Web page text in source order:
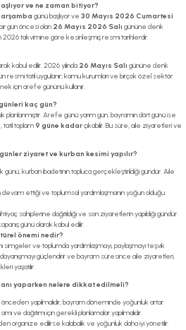
ve ne zaman bitiyor?
günü başlıyor ve 30 Mayıs 2026 Cumartesi
gün öncesi olan 26 Mayıs 2026 Salı gününe denk
2026 takvimine göre kesinleşmiş resmi tarihlerdir.
kabul edilir. 2026 yılında 26 Mayıs Salı gününe denk
resmi tatil uygulanır; kamu kurumları ve birçok özel sektör
için arefe gününü kullanır.
kaç gün?
planlanmıştır. Arefe günü yarım gün, bayramın dört günü ise
tatil toplam9 güne kadarçıkabilir. Bu süre, aile ziyaretleri ve
ziyaret ve kurban kesimi yapılır?
günü, kurban ibadetinin topluca gerçekleştirildiği gündür. Aile
ettiği ve toplumsal yardımlaşmanın yoğun olduğu
sahiplerine dağıtıldığı ve son ziyaretlerin yapıldığı gündür.
günü olarak kabul edilir.
önemi nedir?
simgeler ve toplumda yardımlaşmayı, paylaşmayı teşvik
dayanışmayı güçlendirir ve bayram süresince aile ziyaretleri,
yaşatılır.
yaparken nelere dikkat edilmeli?
yapılmalıdır; bayram döneminde yoğunluk artar.
ve dağıtımı için gerekli planlamalar yapılmalıdır.
organize edilirse kalabalık ve yoğunluk daha iyi yönetilir.